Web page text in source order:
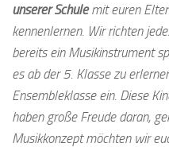
unserer Schulemit euren
kennenlernen. Wir richten
bereits ein Musikinstrument
es ab der 5. Klasse zu
Ensembleklasse ein. Diese
haben große Freude daran,
Musikkonzept möchten wir